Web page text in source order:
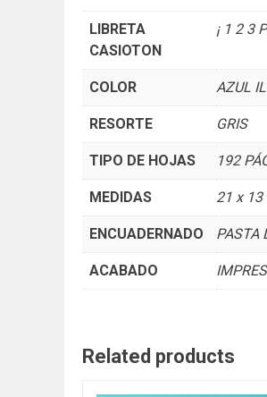
LIBRETA
CASIOTON
¡ 1 2 3
COLOR AZUL
RESORTE GRIS
TIPO DE HOJAS 192
MEDIDAS 21 x 13
ENCUADERNADO PASTA
ACABADO
Related products